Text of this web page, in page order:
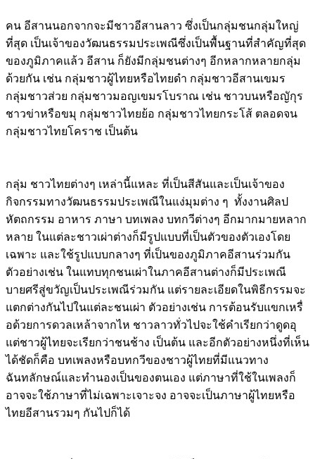
คน อีสานนอกจากจะมีชาวอีสานลาว ซึ่งเป็นกลุ่มชนกลุ่มใหญ่
ที่สุด เป็นเจ้าของวัฒนธรรมประเพณีซึ่งเป็นพื้นฐานที่สำคัญที่สุด
ของภูมิภาคแล้ว อีสาน ก็ยังมีกลุ่มชนต่างๆ อีกหลากหลายกลุ่ม
ด้วยกัน เช่น กลุ่มชาวผู้ไทยหรือไทยดำ กลุ่มชาวอีสานเขมร
กลุ่มชาวส่วย กลุ่มชาวมอญเขมรโบราณ เช่น ชาวบนหรือญักุร
ชาวข่าหรือขมุ กลุ่มชาวไทยย้อ กลุ่มชาวไทยกระโส้ ตลอดจน
กลุ่มชาวไทยโคราช เป็นต้น
กลุ่ม ชาวไทยต่างๆ เหล่านี้แหละ ที่เป็นสีสันและเป็นเจ้าของ
กิจกรรมทางวัฒนธรรมประเพณีในแง่มุมต่าง ๆ ทั้งงานศิลป
หัตถกรรม อาหาร ภาษา บทเพลง บทกวีต่างๆ อีกมากมายหลาก
หลาย ในแต่ละชาวเผ่าต่างก็มีรูปแบบที่เป็นตัวของตัวเองโดย
เฉพาะ และใช้รูปแบบกลางๆ ที่เป็นของภูมิภาคอีสานร่วมกัน
ตัวอย่างเช่น ในแทบทุกชนเผ่าในภาคอีสานต่างก็มีประเพณี
บายศรีสู่ขวัญเป็นประเพณีร่วมกัน แต่รายละเอียดในพิธีกรรมจะ
แตกต่างกันไปในแต่ละชนเผ่า ตัวอย่างเช่น การต้อนรับแขกเหรื่
อด้วยการดวลเหล้าจากไห ชาวลาวทั่วไปจะใช้คำเรียกว่าดูดอุ
แต่ชาวผู้ไทยจะเรียกว่าชนช้าง เป็นต้น และอีกตัวอย่างหนึ่งที่เห็น
ได้ชัดก็คือ บทเพลงหรือบทกวีของชาวผู้ไทยที่มีแนวทาง
ฉันทลักษณ์และทำนองเป็นของตนเอง แต่ภาษาที่ใช้ในเพลงก็
อาจจะใช้ภาษาที่ไม่เฉพาะเจาะจง อาจจะเป็นภาษาผู้ไทยหรือ
ไทยอีสานรวมๆ กันไปก็ได้